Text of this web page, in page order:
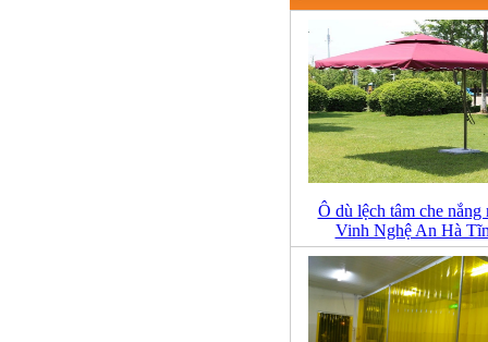
Ô dù lệch tâm che nắng
Vinh Nghệ An Hà